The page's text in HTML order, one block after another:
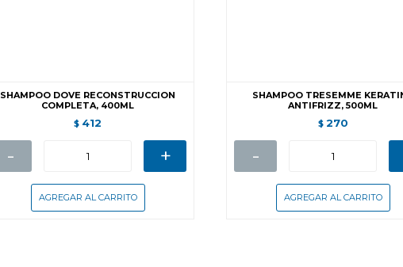
SHAMPOO DOVE RECONSTRUCCION
COMPLETA, 400ML
$ 412
- +
SHAMPOO TRESEMME
ANTIFRIZZ, 500ML
$ 270
-